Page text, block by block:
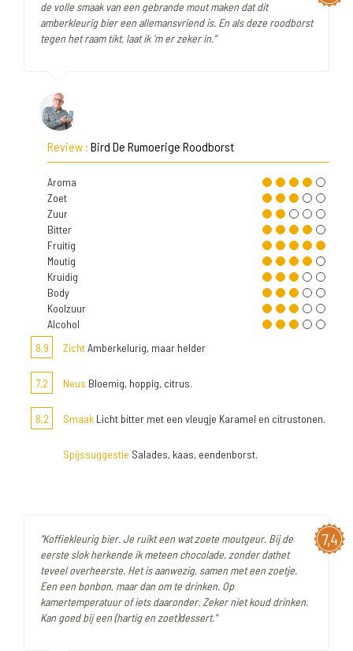
de volle smaak van een gebrande mout maken dat dit
amberkleurig bier een allemansvriend is. En als deze roodborst
tegen het raam tikt, laat ik 'm er zeker in."
Review : Bird De Rumoerige Roodborst
Aroma
Zoet
Zuur
Bitter
Fruitig
Moutig
Kruidig
Body
Koolzuur
Alcohol
8,9
ZichtAmberkelurig, maar helder
7,2 Neus Bloemig, hoppig, citrus.
8,2 Smaak Licht bitter met een vleugje Karamel en citrustonen.
Spijssuggestie Salades, kaas, eendenborst.
7,4
"Koffiekleurig bier. Je ruikt een wat zoete moutgeur. Bij de
eerste slok herkende ik meteen chocolade, zonder dathet
teveel overheerste. Het is aanwezig, samen met een zoetje.
Een een bonbon, maar dan om te drinken. Op
kamertemperatuur of iets daaronder. Zeker niet koud drinken.
Kan goed bij een (hartig en zoet)dessert."